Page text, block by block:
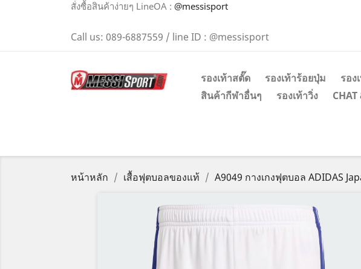
สั่งซื้อสินค้าง่ายๆ LineOA : @messisport
Call us: 089-6887559 / line ID : @messisport
รองเท้าสตั๊ด รองเท้าร้อยปุ่ม รอง
สินค้ากีฬาอื่นๆ
รองเท้าวิ่ง
หน้าหลัก เสื้อฟุตบอลของแท้ A9049 กางเกงฟุตบอล ADIDAS